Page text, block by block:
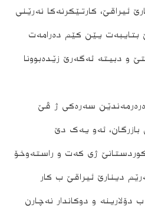
ئیراقێ، کارتێکرنەکا نەرێنی
یێن کێم دەرامەت
و دبیتە ئەگەرێ زێدەبوونا
سەرەکی ژ ڤێ
ئەو یەک دێ
ژی کەت و راستەوخۆ
دینارێ ئیراقێ ب کار
دۆلارینە و دوکاندار نەچارن